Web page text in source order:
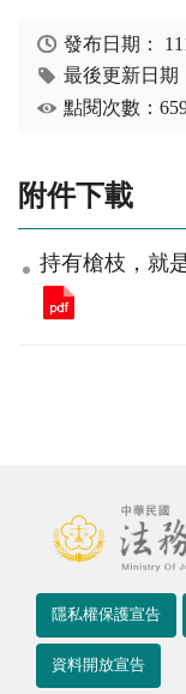
發布日期：
最後更新日期
點閱次數：
附件下載
持有槍枝，就
隱私權保護宣告
資料開放宣告